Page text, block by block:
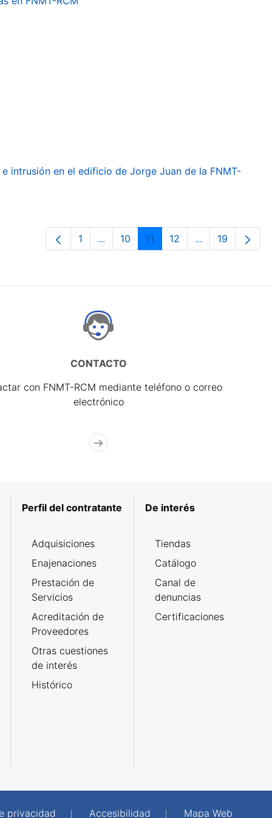
intrusión en el edificio de Jorge Juan de la FNMT-
Página
1 ...Páginas intermedias Use TAB para
Página
10 Página
11 Página
12 ...PáginasPágina
19
CONTACTO
con FNMT-RCM mediante teléfono o correo
electrónico
Perfil del contratante
Adquisiciones
Enajenaciones
Prestación de
Servicios
Acreditación de
Proveedores
Otras cuestiones
de interés
Histórico
De interés
Tiendas
Catálogo
Canal de
denuncias
Certificaciones
privacidad Accesibilidad Mapa Web